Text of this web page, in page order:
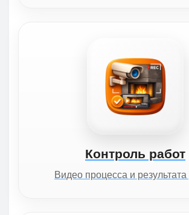
Контроль работ
Видео процесса и результата